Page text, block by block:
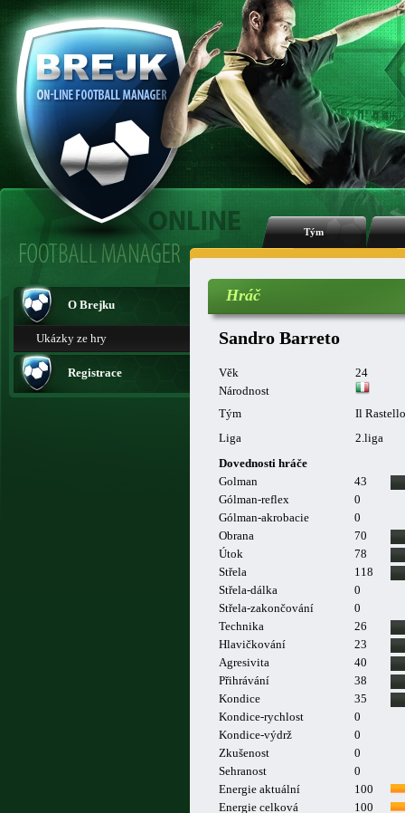
Tým
O Brejku
Ukázky ze hry
Registrace
Hráč
Sandro Barreto
Věk
24
Národnost
Tým
Il
Liga
2.liga
Dovednosti hráče
Golman
43
Gólman-reflex
0
Gólman-akrobacie
0
Obrana
70
Útok
78
Střela
118
Střela-dálka
0
Střela-zakončování
0
Technika
26
Hlavičkování
23
Agresivita
40
Přihrávání
38
Kondice
35
Kondice-rychlost
0
Kondice-výdrž
0
Zkušenost
0
Sehranost
0
Energie aktuální
100
Energie celková
100